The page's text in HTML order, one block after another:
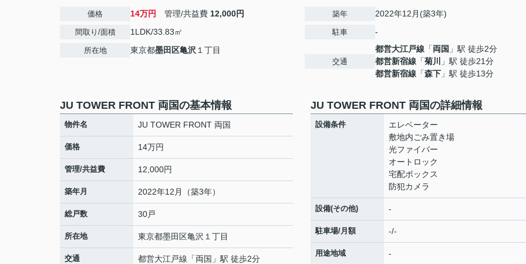
価格 14万円 管理/共益費 12,000円
間取り/面積 1LDK/33.83㎡
所在地 東京都墨田区亀沢 １丁目
築年 2022年12月(築3年)
駐車 -
交通
都営大江戸線 「両国 」駅 徒歩2分
都営新宿線 「菊川
」駅 徒歩21分
都営新宿線 「森下 」駅 徒歩13分
JU TOWER FRONT 両国の基本情報
物件名 JU TOWER FRONT 両国
価格 14万円
管理/共益費 12,000円
築年月 2022年12月（築3年）
総戸数 30戸
所在地 東京都墨田区亀沢 １丁目
交通 都営大江戸線 「両国 」駅 徒歩2分
JU TOWER FRONT 両国の詳細情報
設備条件
エレベーター
敷地内ごみ置き場
光ファイバー
オートロック
宅配ボックス
防犯カメラ
設備(その他) -
駐車場/月額 -/-
用途地域 -